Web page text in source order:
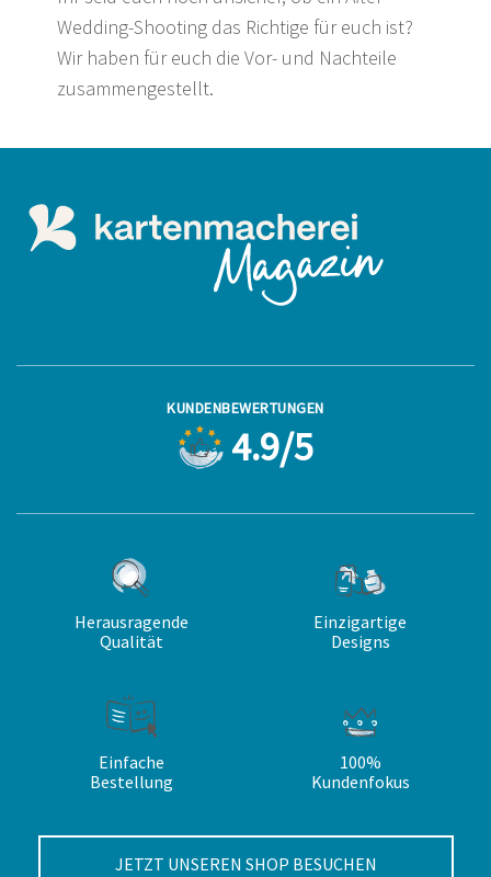
Wedding-Shooting das Richtige für euch ist?
Wir haben für euch die Vor- und Nachteile
zusammengestellt.
KUNDENBEWERTUNGEN
4.9/5
Herausragende
Qualität
Einzigartige
Designs
Einfache
Bestellung
100%
Kundenfokus
JETZT UNSEREN SHOP BESUCHEN